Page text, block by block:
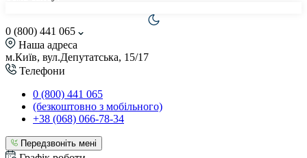
0 (800) 441 065
Наша адреса
м.Київ, вул.Депутатська, 15/17
Телефони
0 (800) 441 065
(безкоштовно з мобільного)
+38 (068) 066-78-34
Передзвоніть мені